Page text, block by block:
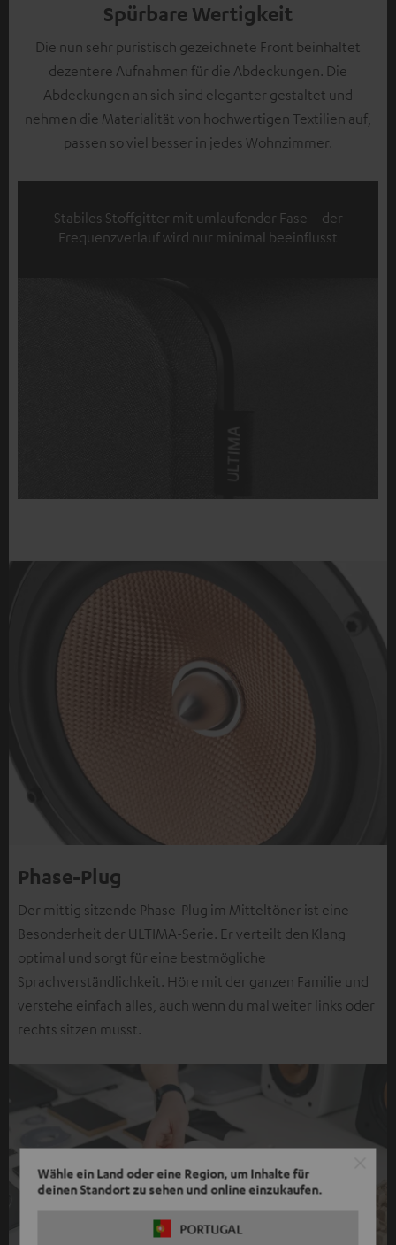
Wähle ein Land oder eine Region, um Inhalte für
deinen Standort zu sehen und online einzukaufen.
PORTUGAL
Spürbare Wertigkeit
Die nun sehr puristisch gezeichnete Front beinhaltet
dezentere Aufnahmen für die Abdeckungen. Die
Abdeckungen an sich sind eleganter gestaltet und
nehmen die Materialität von hochwertigen Textilien auf,
passen so viel besser in jedes Wohnzimmer.
Stabiles Stoffgitter mit umlaufender Fase – der
Frequenzverlauf wird nur minimal beeinflusst
Phase-Plug
Der mittig sitzende Phase-Plug im Mitteltöner ist eine
Besonderheit der ULTIMA-Serie. Er verteilt den Klang
optimal und sorgt für eine bestmögliche
Sprachverständlichkeit. Höre mit der ganzen Familie und
verstehe einfach alles, auch wenn du mal weiter links oder
rechts sitzen musst.